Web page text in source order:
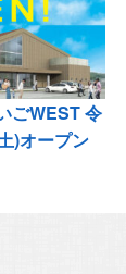
ごWEST 令
)オープン